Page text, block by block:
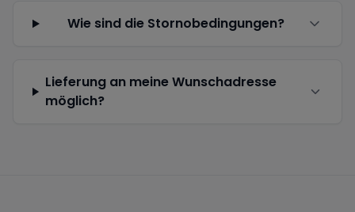
Wie sind die Stornobedingungen?
Lieferung an meine Wunschadresse
möglich?